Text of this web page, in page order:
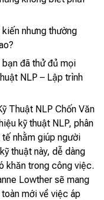
nhưng thường
đã thử đủ mọi
NLP – Lập trình
Thuật NLP Chốn Văn
kỹ thuật NLP, phân
nhằm giúp người
thuật này, dễ dàng
khăn trong công việc.
Lowther sẽ mang
mới về việc áp